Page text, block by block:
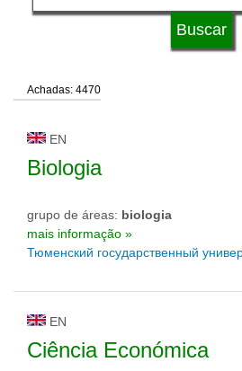
status de universidade
Achadas: 4470
EN
Biologia
grupo de áreas: biologia
mais informação »
Тюменский государственный
EN
Ciência Económica